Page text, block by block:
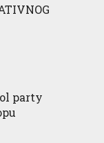
party